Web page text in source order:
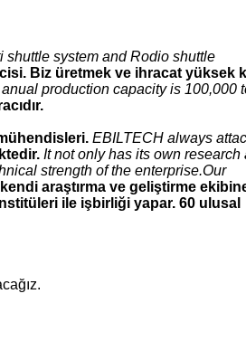
shuttle system and Rodio shuttle
Biz üretmek ve ihracat yüksek
production capacity is 100,000
EBILTECH always
It not only has its own research
strength of the enterprise.Our
araştırma ve geliştirme
ile işbirliği yapar. 60 ulusal